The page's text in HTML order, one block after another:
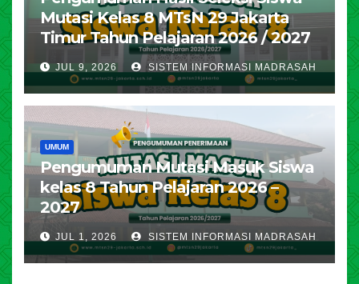
Mutasi Kelas 8 MTsN 29 Jakarta
Timur Tahun Pelajaran 2026 / 2027
JUL 9, 2026 SISTEM INFORMASI MADRASAH
UMUM
Pengumuman Mutasi Masuk Siswa
kelas 8 Tahun Pelajaran 2026 –
2027
JUL 1, 2026 SISTEM INFORMASI MADRASAH